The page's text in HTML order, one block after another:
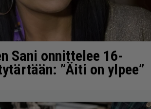
Sani onnittelee 16-
”Äiti on ylpee”